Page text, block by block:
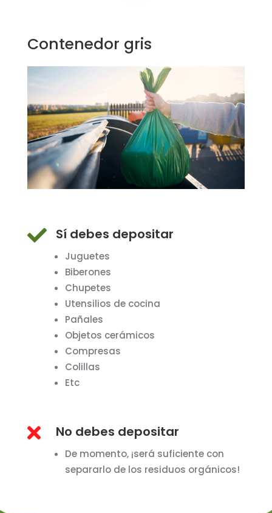
Contenedor gris
 Sí debes depositar
Juguetes
Biberones
Chupetes
Utensilios de cocina
Pañales
Objetos cerámicos
Compresas
Colillas
Etc
 No debes depositar
De momento, ¡será suficiente con
separarlo de los residuos orgánicos!